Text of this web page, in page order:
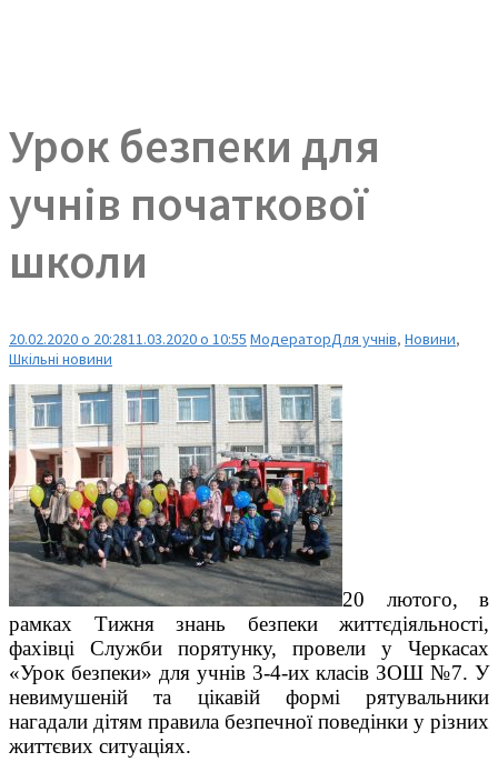
Урок безпеки для
учнів початкової
школи
20.02.2020 о 20:2811.03.2020 о 10:55 МодераторДля учнів, Новини,
Шкільні новини
20 лютого, в
рамках Тижня знань безпеки життєдіяльності,
фахівці Служби порятунку, провели у Черкасах
«Урок безпеки» для учнів 3-4-их класів ЗОШ №7. У
невимушеній та цікавій формі рятувальники
нагадали дітям правила безпечної поведінки у різних
життєвих ситуаціях.